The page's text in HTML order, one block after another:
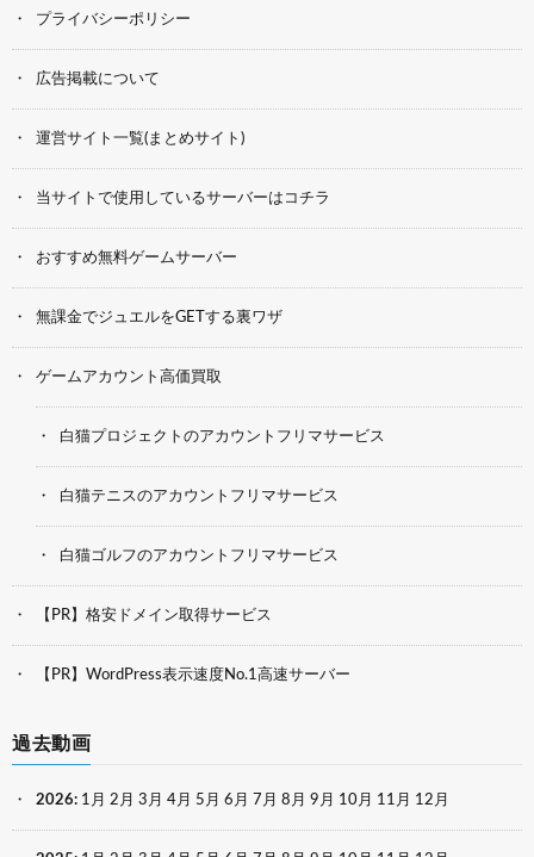
プライバシーポリシー
広告掲載について
運営サイト一覧(まとめサイト)
当サイトで使用しているサーバーはコチラ
おすすめ無料ゲームサーバー
無課金でジュエルをGETする裏ワザ
ゲームアカウント高価買取
白猫プロジェクトのアカウントフリマサービス
白猫テニスのアカウントフリマサービス
白猫ゴルフのアカウントフリマサービス
【PR】格安ドメイン取得サービス
【PR】WordPress表示速度No.1高速サーバー
過去動画
2026: 1月 2月 3月 4月 5月 6月 7月 8月 9月 10月 11月 12月